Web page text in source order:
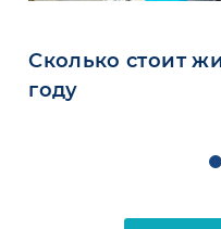
Сколько стоит
году